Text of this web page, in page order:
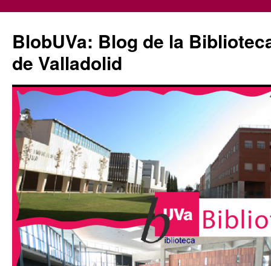
contenido
BlobUVa: Blog de la
de Valladolid